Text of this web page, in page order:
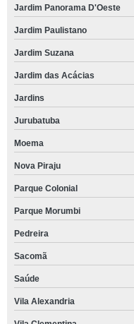
Jardim Panorama D'Oeste
Jardim Paulistano
Jardim Suzana
Jardim das Acácias
Jardins
Jurubatuba
Moema
Nova Piraju
Parque Colonial
Parque Morumbi
Pedreira
Sacomã
Saúde
Vila Alexandria